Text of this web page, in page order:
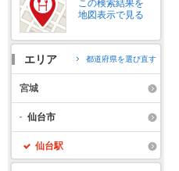
この検索結果を
地図表示で見る
エリア 都道府県を選び直す
宮城
仙台市
仙台駅